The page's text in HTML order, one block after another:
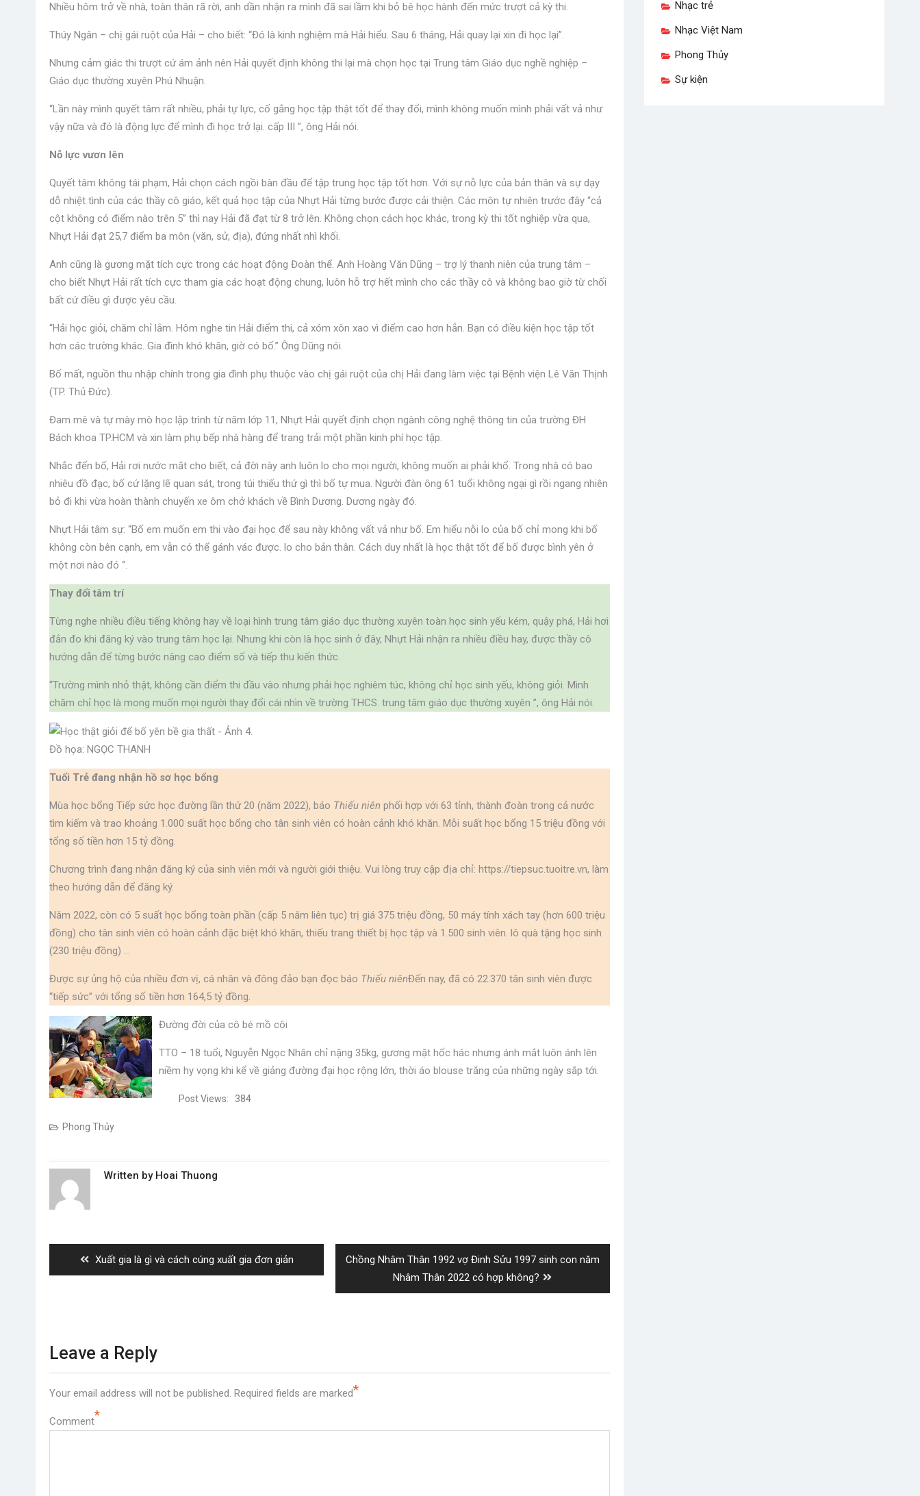
Nhiều hôm trở về nhà, toàn thân rã rời, anh dần nhận ra mình đã sai lầm khi bỏ bê học hành đến mức trượt cả kỳ thi.
Thúy Ngân – chị gái ruột của Hải – cho biết: “Đó là kinh nghiệm mà Hải hiểu. Sau 6 tháng, Hải quay lại xin đi học lại”.
Nhưng cảm giác thi trượt cứ ám ảnh nên Hải quyết định không thi lại mà chọn học tại Trung tâm Giáo dục nghề nghiệp –
Giáo dục thường xuyên Phú Nhuận.
“Lần này mình quyết tâm rất nhiều, phải tự lực, cố gắng học tập thật tốt để thay đổi, mình không muốn mình phải vất vả như
vậy nữa và đó là động lực để mình đi học trở lại. cấp III ”, ông Hải nói.
Nỗ lực vươn lên
Quyết tâm không tái phạm, Hải chọn cách ngồi bàn đầu để tập trung học tập tốt hơn. Với sự nỗ lực của bản thân và sự dạy
dỗ nhiệt tình của các thầy cô giáo, kết quả học tập của Nhựt Hải từng bước được cải thiện. Các môn tự nhiên trước đây “cả
cột không có điểm nào trên 5” thì nay Hải đã đạt từ 8 trở lên. Không chọn cách học khác, trong kỳ thi tốt nghiệp vừa qua,
Nhựt Hải đạt 25,7 điểm ba môn (văn, sử, địa), đứng nhất nhì khối.
Anh cũng là gương mặt tích cực trong các hoạt động Đoàn thể. Anh Hoàng Văn Dũng – trợ lý thanh niên của trung tâm –
cho biết Nhựt Hải rất tích cực tham gia các hoạt động chung, luôn hỗ trợ hết mình cho các thầy cô và không bao giờ từ chối
bất cứ điều gì được yêu cầu.
“Hải học giỏi, chăm chỉ lắm. Hôm nghe tin Hải điểm thi, cả xóm xôn xao vì điểm cao hơn hẳn. Bạn có điều kiện học tập tốt
hơn các trường khác. Gia đình khó khăn, giờ có bố.” Ông Dũng nói.
Bố mất, nguồn thu nhập chính trong gia đình phụ thuộc vào chị gái ruột của chị Hải đang làm việc tại Bệnh viện Lê Văn Thịnh
(TP. Thủ Đức).
Đam mê và tự mày mò học lập trình từ năm lớp 11, Nhựt Hải quyết định chọn ngành công nghệ thông tin của trường ĐH
Bách khoa TP.HCM và xin làm phụ bếp nhà hàng để trang trải một phần kinh phí học tập.
Nhắc đến bố, Hải rơi nước mắt cho biết, cả đời này anh luôn lo cho mọi người, không muốn ai phải khổ. Trong nhà có bao
nhiêu đồ đạc, bố cứ lặng lẽ quan sát, trong túi thiếu thứ gì thì bố tự mua. Người đàn ông 61 tuổi không ngại gì rồi ngang nhiên
bỏ đi khi vừa hoàn thành chuyến xe ôm chở khách về Bình Dương. Dương ngày đó.
Nhựt Hải tâm sự: “Bố em muốn em thi vào đại học để sau này không vất vả như bố. Em hiểu nỗi lo của bố chỉ mong khi bố
không còn bên cạnh, em vẫn có thể gánh vác được. lo cho bản thân. Cách duy nhất là học thật tốt để bố được bình yên ở
một nơi nào đó “.
Thay đổi tâm trí
Từng nghe nhiều điều tiếng không hay về loại hình trung tâm giáo dục thường xuyên toàn học sinh yếu kém, quậy phá, Hải hơi
đắn đo khi đăng ký vào trung tâm học lại. Nhưng khi còn là học sinh ở đây, Nhựt Hải nhận ra nhiều điều hay, được thầy cô
hướng dẫn để từng bước nâng cao điểm số và tiếp thu kiến ​​thức.
“Trường mình nhỏ thật, không cần điểm thi đầu vào nhưng phải học nghiêm túc, không chỉ học sinh yếu, không giỏi. Mình
chăm chỉ học là mong muốn mọi người thay đổi cái nhìn về trường THCS. trung tâm giáo dục thường xuyên ”, ông Hải nói.
Đồ họa: NGỌC THANH
Tuổi Trẻ đang nhận hồ sơ học bổng
Mùa học bổng Tiếp sức học đường lần thứ 20 (năm 2022), báo Thiếu niên phối hợp với 63 tỉnh, thành đoàn trong cả nước
tìm kiếm và trao khoảng 1.000 suất học bổng cho tân sinh viên có hoàn cảnh khó khăn. Mỗi suất học bổng 15 triệu đồng với
tổng số tiền hơn 15 tỷ đồng.
Chương trình đang nhận đăng ký của sinh viên mới và người giới thiệu. Vui lòng truy cập địa chỉ: https://tiepsuc.tuoitre.vn, làm
theo hướng dẫn để đăng ký.
Năm 2022, còn có 5 suất học bổng toàn phần (cấp 5 năm liên tục) trị giá 375 triệu đồng, 50 máy tính xách tay (hơn 600 triệu
đồng) cho tân sinh viên có hoàn cảnh đặc biệt khó khăn, thiếu trang thiết bị học tập và 1.500 sinh viên. lô quà tặng học sinh
(230 triệu đồng) …
Được sự ủng hộ của nhiều đơn vị, cá nhân và đông đảo bạn đọc báo Thiếu niênĐến nay, đã có 22.370 tân sinh viên được
“tiếp sức” với tổng số tiền hơn 164,5 tỷ đồng.
Đường đời của cô bé mồ côi
TTO – 18 tuổi, Nguyễn Ngọc Nhân chỉ nặng 35kg, gương mặt hốc hác nhưng ánh mắt luôn ánh lên
niềm hy vọng khi kể về giảng đường đại học rộng lớn, thời áo blouse trắng của những ngày sắp tới.
Post Views: 384
Phong Thủy
Written by Hoai Thuong
Previous
post:
Xuất gia là gì và cách cúng xuất gia đơn giản
Next
Chồng Nhâm Thân 1992 vợ Đinh Sửu 1997 sinh con năm
Nhâm Thân 2022 có hợp không?
Leave a Reply
Your email address will not be published. Required fields are marked*
Comment*
Nhạc trẻ
Nhạc Việt Nam
Phong Thủy
Sự kiện